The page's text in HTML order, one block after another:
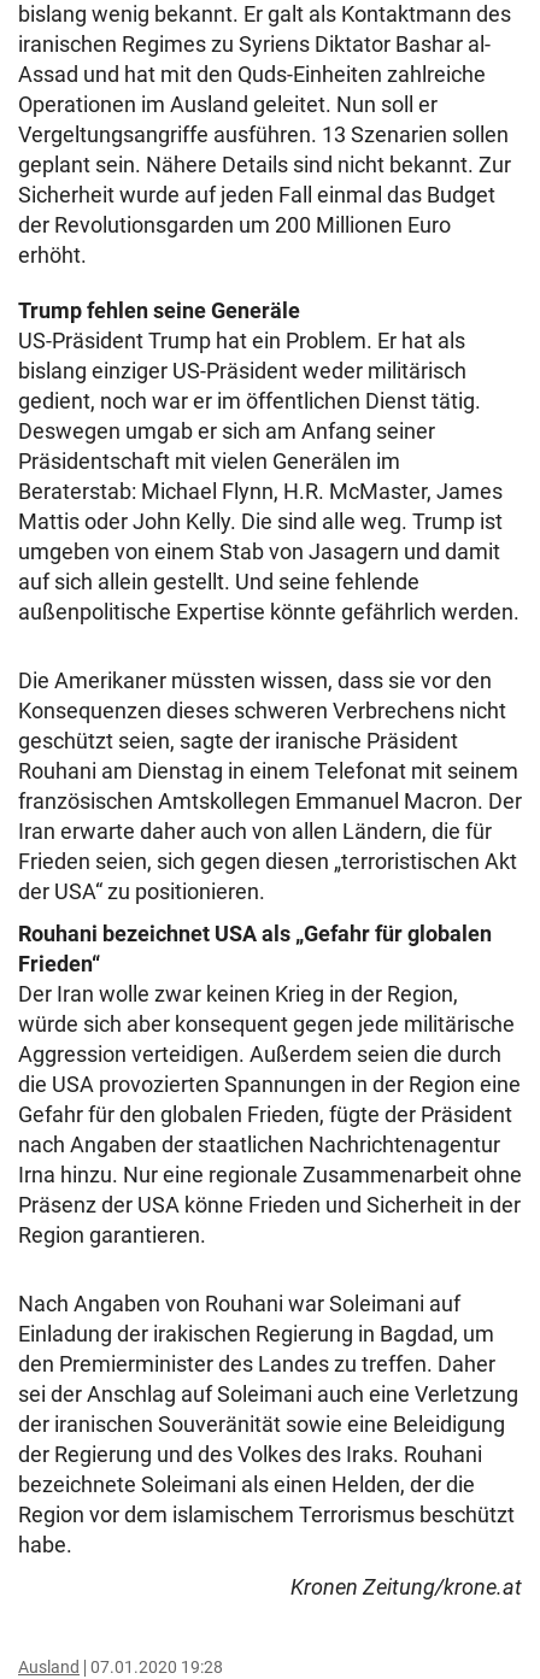
bislang wenig bekannt. Er galt als Kontaktmann des
iranischen Regimes zu Syriens Diktator Bashar al-
Assad und hat mit den Quds-Einheiten zahlreiche
Operationen im Ausland geleitet. Nun soll er
Vergeltungsangriffe ausführen. 13 Szenarien sollen
geplant sein. Nähere Details sind nicht bekannt. Zur
Sicherheit wurde auf jeden Fall einmal das Budget
der Revolutionsgarden um 200 Millionen Euro
erhöht.
Trump fehlen seine Generäle
US-Präsident Trump hat ein Problem. Er hat als
bislang einziger US-Präsident weder militärisch
gedient, noch war er im öffentlichen Dienst tätig.
Deswegen umgab er sich am Anfang seiner
Präsidentschaft mit vielen Generälen im
Beraterstab: Michael Flynn, H.R. McMaster, James
Mattis oder John Kelly. Die sind alle weg. Trump ist
umgeben von einem Stab von Jasagern und damit
auf sich allein gestellt. Und seine fehlende
außenpolitische Expertise könnte gefährlich werden.
Die Amerikaner müssten wissen, dass sie vor den
Konsequenzen dieses schweren Verbrechens nicht
geschützt seien, sagte der iranische Präsident
Rouhani am Dienstag in einem Telefonat mit seinem
französischen Amtskollegen Emmanuel Macron. Der
Iran erwarte daher auch von allen Ländern, die für
Frieden seien, sich gegen diesen „terroristischen Akt
der USA“ zu positionieren.
Rouhani bezeichnet USA als „Gefahr für globalen
Frieden“
Der Iran wolle zwar keinen Krieg in der Region,
würde sich aber konsequent gegen jede militärische
Aggression verteidigen. Außerdem seien die durch
die USA provozierten Spannungen in der Region eine
Gefahr für den globalen Frieden, fügte der Präsident
nach Angaben der staatlichen Nachrichtenagentur
Irna hinzu. Nur eine regionale Zusammenarbeit ohne
Präsenz der USA könne Frieden und Sicherheit in der
Region garantieren.
Nach Angaben von Rouhani war Soleimani auf
Einladung der irakischen Regierung in Bagdad, um
den Premierminister des Landes zu treffen. Daher
sei der Anschlag auf Soleimani auch eine Verletzung
der iranischen Souveränität sowie eine Beleidigung
der Regierung und des Volkes des Iraks. Rouhani
bezeichnete Soleimani als einen Helden, der die
Region vor dem islamischem Terrorismus beschützt
habe.
Kronen Zeitung/krone.at
Ausland 07.01.2020 19:28